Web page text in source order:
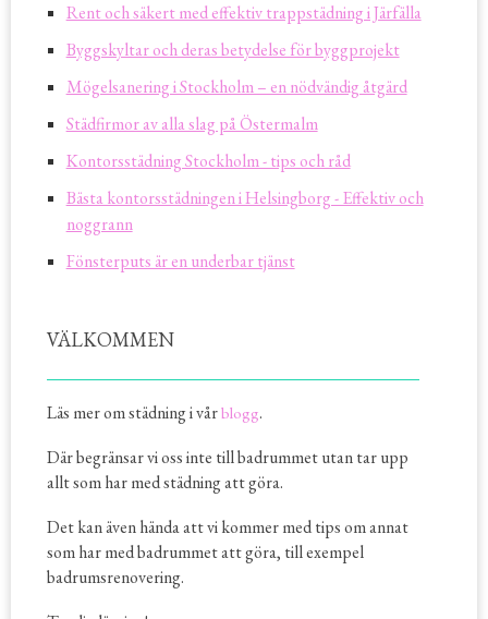
Rent och säkert med effektiv trappstädning i Järfälla
Byggskyltar och deras betydelse för byggprojekt
Mögelsanering i Stockholm – en nödvändig åtgärd
Städfirmor av alla slag på Östermalm
Kontorsstädning Stockholm - tips och råd
Bästa kontorsstädningen i Helsingborg - Effektiv och
noggrann
Fönsterputs är en underbar tjänst
VÄLKOMMEN
Läs mer om städning i vårblogg.
Där begränsar vi oss inte till badrummet utan tar upp
allt som har med städning att göra.
Det kan även hända att vi kommer med tips om annat
som har med badrummet att göra, till exempel
badrumsrenovering.